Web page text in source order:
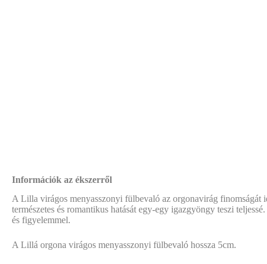
Információk az ékszerről
A Lilla virágos menyasszonyi fülbevaló az orgonavirág
természetes és romantikus hatását egy-egy igazgyöngy teszi
és figyelemmel.
A Lillá orgona virágos menyasszonyi fülbevaló hossza 5cm.